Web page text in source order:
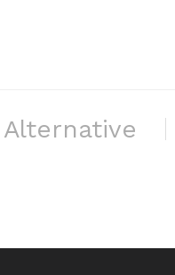
Alternative